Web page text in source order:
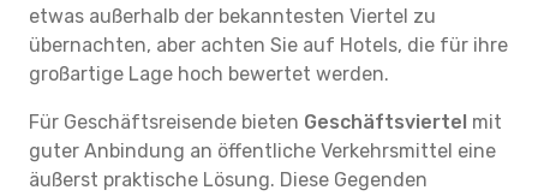
etwas außerhalb der bekanntesten Viertel zu
übernachten, aber achten Sie auf Hotels, die für ihre
großartige Lage hoch bewertet werden.
Für Geschäftsreisende bieten Geschäftsviertel mit
guter Anbindung an öffentliche Verkehrsmittel eine
äußerst praktische Lösung. Diese Gegenden